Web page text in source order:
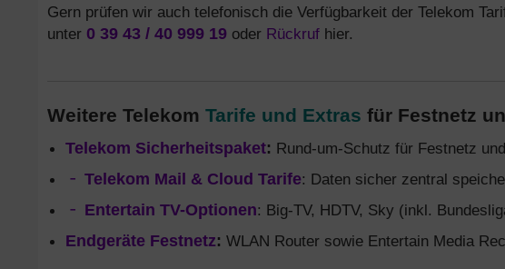
Gern prüfen wir auch telefonisch die Verfügbarkeit der Telekom
unter 0 39 43 / 40 999 19 oder Rückruf hier.
Weitere Telekom Tarife und Extras für Festnetz
Telekom Sicherheitspaket: Rund-um-Schutz für Festnetz
Telekom Mail & Cloud Tarife: Daten sicher zentral
Entertain TV-Optionen: Big-TV, HDTV, Sky (inkl.
Endgeräte Festnetz: WLAN Router sowie Entertain Media